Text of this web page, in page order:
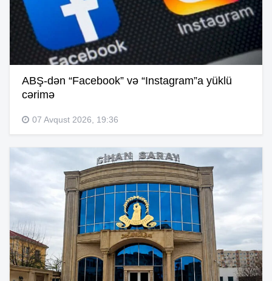
ABŞ-dən “Facebook” və “Instagram”a yüklü
cərimə
07 Avqust 2026, 19:36